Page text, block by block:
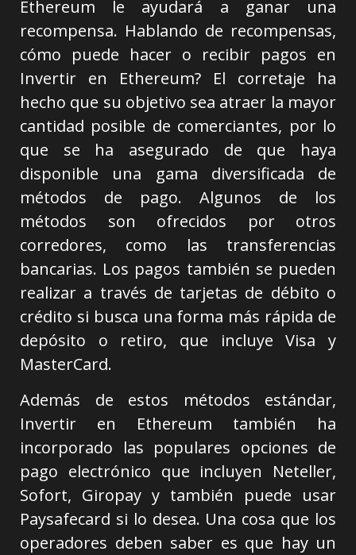
Ethereum le ayudará a ganar una
recompensa. Hablando de recompensas,
cómo puede hacer o recibir pagos en
Invertir en Ethereum? El corretaje ha
hecho que su objetivo sea atraer la mayor
cantidad posible de comerciantes, por lo
que se ha asegurado de que haya
disponible una gama diversificada de
métodos de pago. Algunos de los
métodos son ofrecidos por otros
corredores, como las transferencias
bancarias. Los pagos también se pueden
realizar a través de tarjetas de débito o
crédito si busca una forma más rápida de
depósito o retiro, que incluye Visa y
MasterCard.
Además de estos métodos estándar,
Invertir en Ethereum también ha
incorporado las populares opciones de
pago electrónico que incluyen Neteller,
Sofort, Giropay y también puede usar
Paysafecard si lo desea. Una cosa que los
operadores deben saber es que hay un